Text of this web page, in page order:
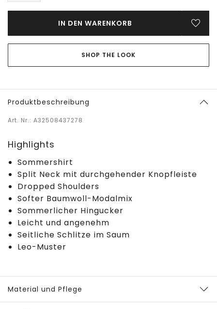
IN DEN WARENKORB
SHOP THE LOOK
Produktbeschreibung
Art. Nr.: A32508437278
Highlights
Sommershirt
Split Neck mit durchgehender Knopfleiste
Dropped Shoulders
Softer Baumwoll-Modalmix
Sommerlicher Hingucker
Leicht und angenehm
Seitliche Schlitze im Saum
Leo-Muster
Material und Pflege